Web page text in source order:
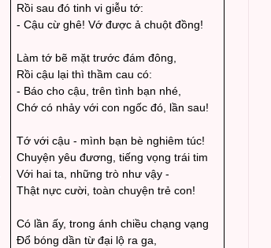
Rồi sau đó tinh vi giễu tớ:
- Cậu cừ ghê! Vớ được ả chuột đồng!
Làm tớ bẽ mặt trước đám đông,
Rồi cậu lại thì thầm cau có:
- Báo cho cậu, trên tình bạn nhé,
Chớ có nhảy với con ngốc đó, lần sau!
Tớ với cậu - mình bạn bè nghiêm túc!
Chuyện yêu đương, tiếng vọng trái tim
Với hai ta, những trò như vậy -
Thật nực cười, toàn chuyện trẻ con!
Có lần ấy, trong ánh chiều chạng vạng
Đổ bóng dần từ đại lộ ra ga,